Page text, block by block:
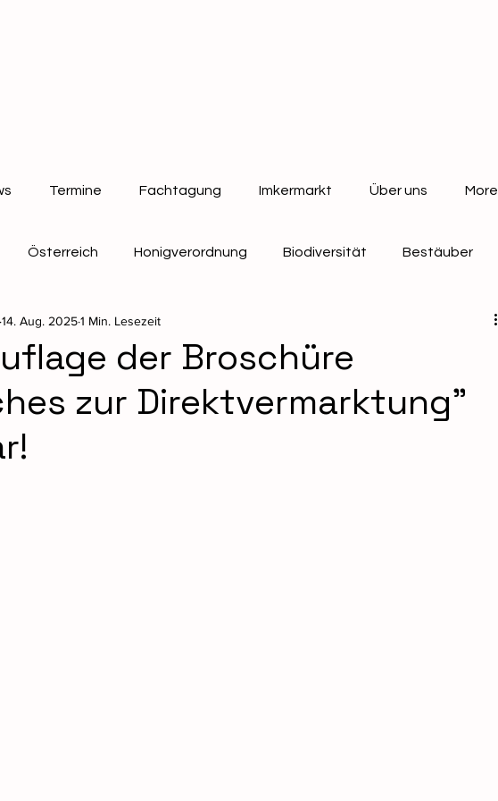
Termine Fachtagung Imkermarkt Über uns More
Österreich Honigverordnung Biodiversität Bestäuber
Bienen Verbandsinformationen
der Broschüre
zur Direktvermarktung"
14. Aug. 20251 Min. Lesezeit